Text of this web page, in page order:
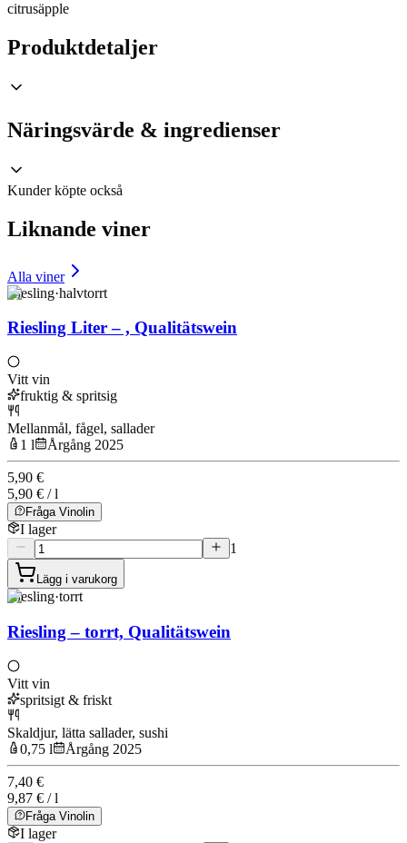
citrusäpple
Produktdetaljer
Näringsvärde & ingredienser
Kunder köpte också
Liknande viner
Alla viner
Riesling·halvtorrt
Riesling Liter – , Qualitätswein
Vitt vin
fruktig & spritsig
Mellanmål, fågel, sallader
1 l
Årgång 2025
5,90 €
5,90 € / l
Fråga Vinolin
I lager
1
Lägg i varukorg
Riesling·torrt
Riesling – torrt, Qualitätswein
Vitt vin
spritsigt & friskt
Skaldjur, lätta sallader, sushi
0,75 l
Årgång 2025
7,40 €
9,87 € / l
Fråga Vinolin
I lager